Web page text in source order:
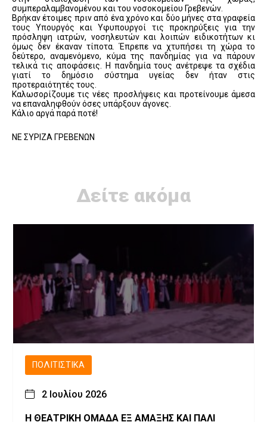
συμπεραλαμβανομένου και του νοσοκομείου Γρεβενών.
Βρήκαν έτοιμες πριν από ένα χρόνο και δύο μήνες στα γραφεία
τους Υπουργός και Υφυπουργοί τις προκηρύξεις για την
πρόσληψη ιατρών, νοσηλευτών και λοιπών ειδικοτήτων κι
όμως δεν έκαναν τίποτα. Έπρεπε να χτυπήσει τη χώρα το
δεύτερο, αναμενόμενο, κύμα της πανδημίας για να πάρουν
τελικά τις αποφάσεις. Η πανδημία τους ανέτρεψε τα σχέδια
γιατί το δημόσιο σύστημα υγείας δεν ήταν στις
προτεραιότητές τους.
Καλωσορίζουμε τις νέες προσλήψεις και προτείνουμε άμεσα
να επαναληφθούν όσες υπάρξουν άγονες.
Κάλιο αργά παρά ποτέ!
ΝΕ ΣΥΡΙΖΑ ΓΡΕΒΕΝΩΝ
Δείτε ακόμα
ΠΟΛΙΤΙΣΤΙΚΆ
2 Ιουλίου 2026
Η ΘΕΑΤΡΙΚΗ ΟΜΑΔΑ ΕΞ ΑΜΑΞΗΣ ΚΑΙ ΠΑΛΙ